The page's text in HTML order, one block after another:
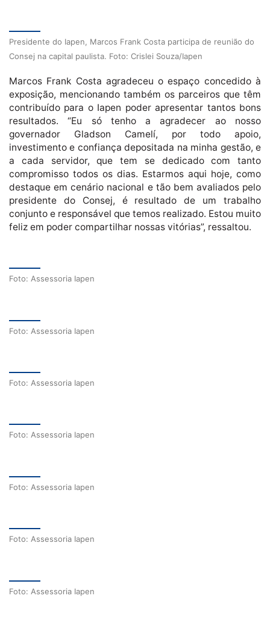
Presidente do Iapen, Marcos Frank Costa participa de reunião do
Consej na capital paulista. Foto: Crislei Souza/Iapen
Marcos Frank Costa agradeceu o espaço concedido à
exposição, mencionando também os parceiros que têm
contribuído para o Iapen poder apresentar tantos bons
resultados. “Eu só tenho a agradecer ao nosso
governador Gladson Camelí, por todo apoio,
investimento e confiança depositada na minha gestão, e
a cada servidor, que tem se dedicado com tanto
compromisso todos os dias. Estarmos aqui hoje, como
destaque em cenário nacional e tão bem avaliados pelo
presidente do Consej, é resultado de um trabalho
conjunto e responsável que temos realizado. Estou muito
feliz em poder compartilhar nossas vitórias”, ressaltou.
Foto: Assessoria Iapen
Foto: Assessoria Iapen
Foto: Assessoria Iapen
Foto: Assessoria Iapen
Foto: Assessoria Iapen
Foto: Assessoria Iapen
Foto: Assessoria Iapen